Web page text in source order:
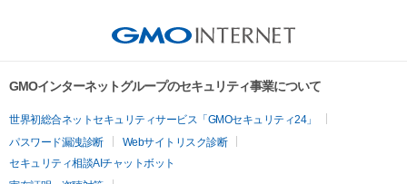
GMOインターネットグループのセキュリティ事業について
世界初総合ネットセキュリティサービス「GMOセキュリティ24」
パスワード漏洩診断
Webサイトリスク診断
セキュリティ相談AIチャットボット